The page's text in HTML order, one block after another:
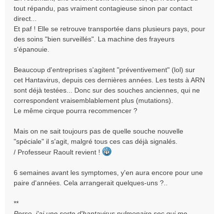
s
s
a
g
e
n
l
u
tout répandu, pas vraiment contagieuse sinon par contact
direct...
Et paf ! Elle se retrouve transportée dans plusieurs pays, pour
des soins "bien surveillés". La machine des frayeurs
s'épanouie.
Beaucoup d'entreprises s'agitent "préventivement" (lol) sur
cet Hantavirus, depuis ces dernières années. Les tests à ARN
sont déjà testées... Donc sur des souches anciennes, qui ne
correspondent vraisemblablement plus (mutations).
Le même cirque pourra recommencer ?
Mais on ne sait toujours pas de quelle souche nouvelle
"spéciale" il s'agit, malgré tous ces cas déjà signalés.
/ Professeur Raoult revient !
6 semaines avant les symptomes, y'en aura encore pour une
paire d'années. Cela arrangerait quelques-uns ?..
**